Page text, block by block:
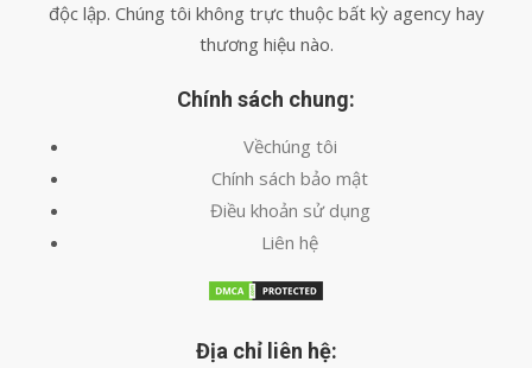
độc lập. Chúng tôi không trực thuộc bất kỳ agency hay
thương hiệu nào.
Chính sách chung:
Vềchúng tôi
Chính sách bảo mật
Điều khoản sử dụng
Liên hệ
Địa chỉ liên hệ: